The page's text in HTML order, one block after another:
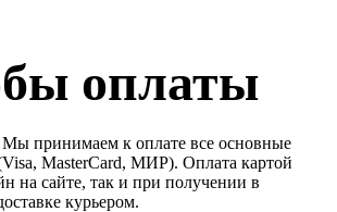
оплаты
Мы принимаем к оплате все основные
(Visa, MasterCard, МИР). Оплата картой
на сайте, так и при получении в
курьером.